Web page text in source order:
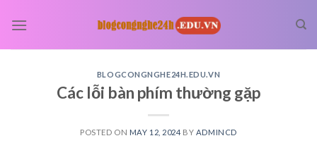
BLOGCONGNGHE24H.EDU.VN
Các lỗi bàn phím thường gặp
POSTED ON MAY 12, 2024 BY ADMINCD